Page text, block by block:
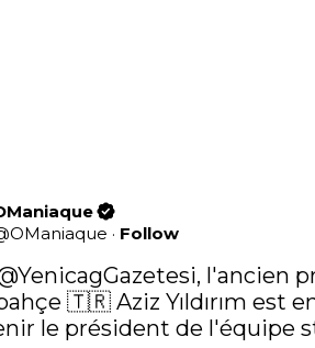
OManiaque · Follow
, l'ancien
🇹🇷 Aziz Yıldırım est
le président de l'équipe